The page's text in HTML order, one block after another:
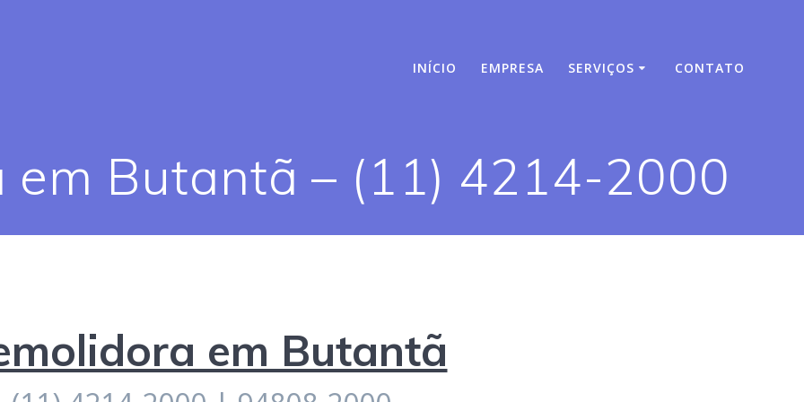
INÍCIO EMPRESA SERVIÇOS CONTATO
em Butantã – (11) 4214-2000
em Butantã